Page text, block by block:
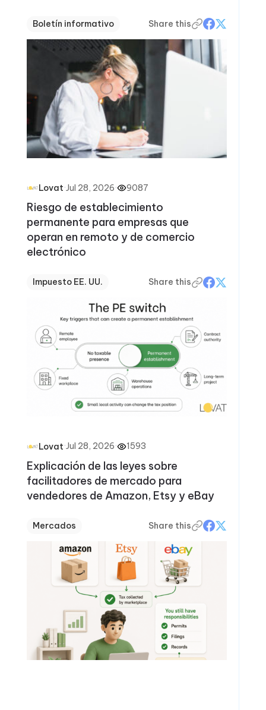
Boletín informativo Share this
Lovat·Jul 28, 2026· 9087
Riesgo de establecimiento
permanente para empresas que
operan en remoto y de comercio
electrónico
Impuesto EE. UU. Share this
Lovat·Jul 28, 2026· 1593
Explicación de las leyes sobre
facilitadores de mercado para
vendedores de Amazon, Etsy y eBay
Mercados Share this